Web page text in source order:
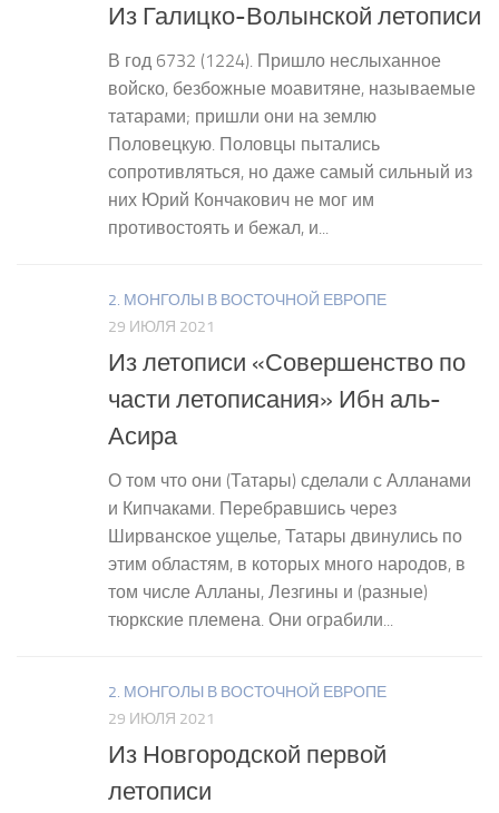
Из Галицко-Волынской летописи
В год 6732 (1224). Пришло неслыханное
войско, безбожные моавитяне, называемые
татарами; пришли они на землю
Половецкую. Половцы пытались
сопротивляться, но даже самый сильный из
них Юрий Кончакович не мог им
противостоять и бежал, и...
2. МОНГОЛЫ В ВОСТОЧНОЙ ЕВРОПЕ
29 ИЮЛЯ 2021
Из летописи «Совершенство по
части летописания» Ибн аль-
Асира
О том что они (Татары) сделали с Алланами
и Кипчаками. Перебравшись через
Ширванское ущелье, Татары двинулись по
этим областям, в которых много народов, в
том числе Алланы, Лезгины и (разные)
тюркские племена. Они ограбили...
2. МОНГОЛЫ В ВОСТОЧНОЙ ЕВРОПЕ
29 ИЮЛЯ 2021
Из Новгородской первой
летописи